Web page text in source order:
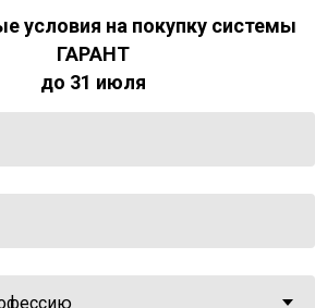
«Гарант» стала
премии «Время
ГАРАНТ
правовая информация
для максимально
работы с ней.
условия на покупку системы
ГАРАНТ
до 31 июля